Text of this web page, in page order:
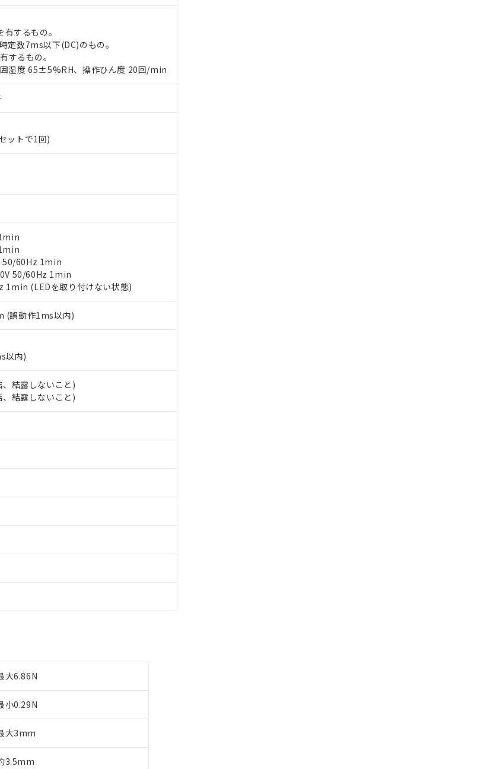
するもの。
定数7ms以下(DC)のもの。
するもの。
湿度 65±5%RH、操作ひん度 20回/min
ットで1回)
50/60Hz 1min
50/60Hz 1min
1min (LEDを取り付けない状態)
(誤動作1ms以内)
以内)
結露しないこと)
結露しないこと)
大6.86N
小0.29N
大3mm
3.5mm
同意のうえご利用ください。
器事業取扱商品の当社在庫状況および標準価格(税抜)を提供させていただ
の中には、本サービスの対象外となる商品もあることをご了承ください。
会結果は、記載している更新日時点での社内データに基づき作成されるも
での実際の在庫および標準価格とは異なる場合があることをご了承くださ
価格はお客様のお取引先、またはお客様担当のオムロン制御機器販売店・
さい。
当社販売拠点は「
果を当社の事前の承諾なく第三者に漏洩または開示しないようお願いしま
ト作成サービス）をご利用いただくには、I-Webメンバーズにご登録され
で当社にご登録された部品リストについて、当社および当社の共同利用者
、"個人情報の共同利用に関して"
の「1.共同利用者の範囲」に記載されて
10物質）の非含有に対応した製品が提供可能な商品です。
質）の非含有に対応した製品に切り替える予定のある商品です。
10物質）の非含有に非対応の商品で、対応品を出す予定はありません。
10物質）の非含有の対応状況を調査中または確認中の商品です。
形物で、有害物質有無と関係のない商品です。
部品としていたものが、含有品と判明した場合などやむを得ず変更すること
以下、 カドミウム(Cd) 100ppm以下、
イソブチル (DIBP) 1000ppm以下
機器に対する適用除外項目は除く。
閾値を超える意図的な使用がないことを確認しています。
より、予定月が前後することがあります。
ド
ードすることができます。
有証明書
準）
を証明するもので、過去に遡って非含有を証明するものではありません。
ステル類４物質の対応では、対応完了までの期間は出荷製品に未対応品が
日を記載しておりました。
国RoHSの基準値以下であることを示します。
国RoHSの基準値を超えていることを示します。
門へお問い合わせください。
：
、 Cd(カドミウム) : 100ppm、
リ臭化ビフェニル類) : 1000ppm、 PBDEs(ポリ臭化ジフェニルエーテル類) : 1000ppm、
フタル酸ジイソブチル) : 1000ppm、 BBP(フタル酸ブチルベンジル) : 1000ppm、
すべてが基準値以下であることを示します。
いて有害物質が外部に漏えいし、環境に深刻な影響を及ぼさない年数を意
部門へお問い合わせください。
うち、外国為替および外国貿易法に定める商品（以下｢規制貨物等」とい
提供する場合は、日本国政府の輸出許可(または役務取引許可)を取得する
場合は、完全に破砕するなど、違法に輸出されないよう必要な手段を講じ
、ミサイル、化学兵器、生物兵器またはその他武器並びにこれらの製造装
ん。
に販売する場合は、上記1、2および3の内容を当該第三者に通知します。
販売に係わる関係者が違法に輸出するおそれがある場合は、取り引きをい
合意する
り
が在庫あり
状況については、お客様のお取引先、またはお客様担当のオムロン制御
員にご確認ください)
庫状況の情報を公開していない機種